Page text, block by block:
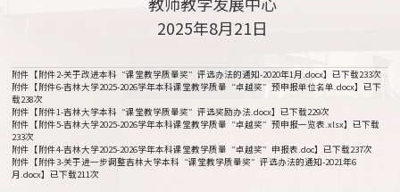
2025年8月21日
附件【附件2-关于改进本科“课堂教学质量奖”评选办法的通知-2020年1月.docx】已下载233次
附件【附件6-吉林大学2025-2026学年本科课堂教学质量“卓越奖”预申报单位名单.docx】已下
载238次
附件【附件1-吉林大学本科“课堂教学质量奖”评选奖励办法.docx】已下载229次
附件【附件5-吉林大学2025-2026学年本科课堂教学质量“卓越奖”预申报一览表.xlsx】已下载
233次
附件【附件4-吉林大学2025-2026学年本科课堂教学质量“卓越奖”申报表.doc】已下载237次
附件【附件3-关于进一步调整吉林大学本科“课堂教学质量奖”评选办法的通知-2021年6
月.docx】已下载211次